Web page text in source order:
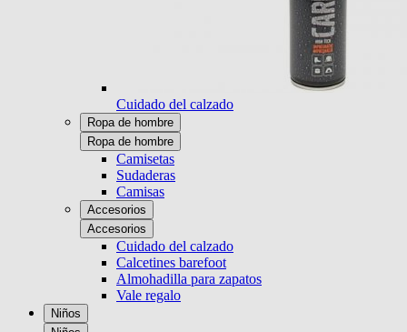
Cuidado del calzado
Ropa de hombre
Ropa de hombre
Camisetas
Sudaderas
Camisas
Accesorios
Accesorios
Cuidado del calzado
Calcetines barefoot
Almohadilla para zapatos
Vale regalo
Niños